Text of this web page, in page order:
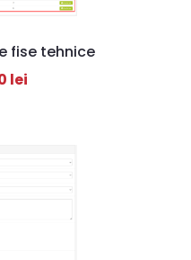
fise tehnice
lei